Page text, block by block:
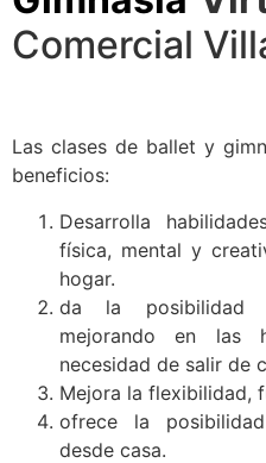
Comercial
Las clases de ballet y
beneficios:
Desarrolla
física, mental y
hogar.
da la posibilidad
mejorando en las
necesidad de salir de
Mejora la flexibilidad,
ofrece la
desde casa.